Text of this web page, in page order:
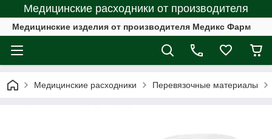
Медицинские расходники от производителя
Медицинские изделия от производителя Медикс Фарм
Медицинские расходники Перевязочныe материалы